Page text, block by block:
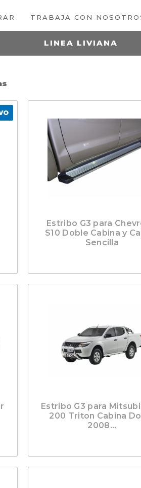
TRABAJA CON
LINEA LIVIANA
Estribo G3 para
S10 Doble Cabina y
Sencilla
Estribo G3 para
200 Triton Cabina
2008...